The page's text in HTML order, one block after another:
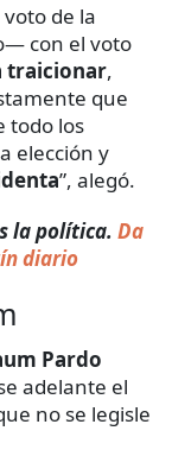
de la
con el voto
traicionar,
que
todo los
elección y
”, alegó.
la política. Da
diario
Pardo
adelante el
no se legisle